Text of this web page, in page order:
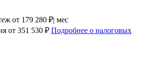
от 179 280 ₽| мес
от 351 530 ₽ Подробнее о налоговых